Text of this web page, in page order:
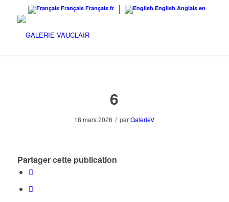
Français Français fr English Anglais en
6
18 mars 2026 / parGalerieV
Partager cette publication